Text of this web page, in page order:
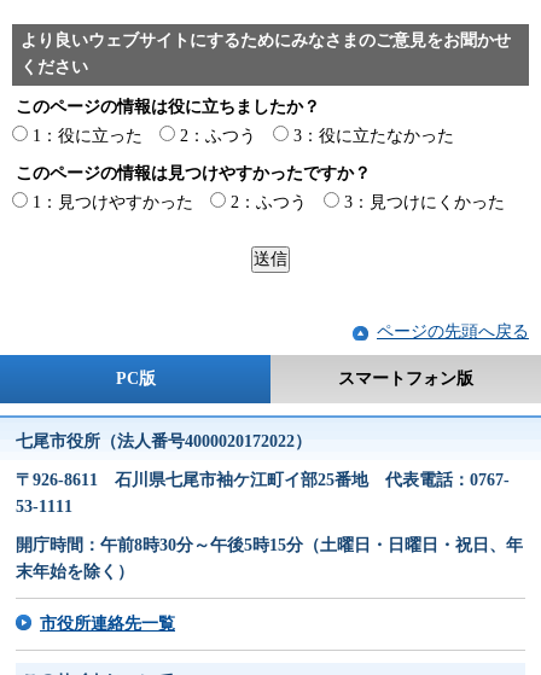
より良いウェブサイトにするためにみなさまのご意見をお聞かせ
ください
このページの情報は役に立ちましたか？
1：役に立った
2：ふつう 3：役に立たなかった
このページの情報は見つけやすかったですか？
1：見つけやすかった
2：ふつう 3：見つけにくかった
ページの先頭へ戻る
PC版 スマートフォン版
七尾市役所（法人番号4000020172022）
〒926-8611 石川県七尾市袖ケ江町イ部25番地 代表電話：0767-
53-1111
開庁時間：午前8時30分～午後5時15分（土曜日・日曜日・祝日、年
末年始を除く）
市役所連絡先一覧